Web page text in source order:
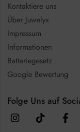
Kontaktiere uns
Über Juwelyx
Impressum
Informationen
Batteriegesetz
Google Bewertung
Folge Uns auf